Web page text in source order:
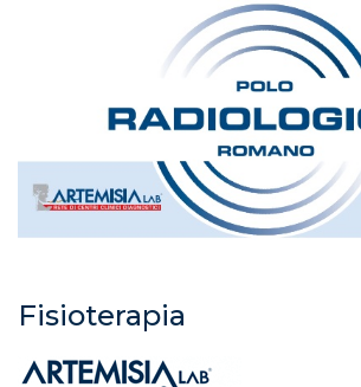
Fisioterapia